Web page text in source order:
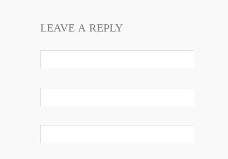
LEAVE A REPLY